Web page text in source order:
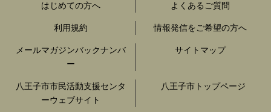
はじめての方へ よくあるご質問
利用規約 情報発信をご希望の方へ
メールマガジンバックナンバ
ー
サイトマップ
八王子市市民活動支援センタ
ーウェブサイト
八王子市トップページ